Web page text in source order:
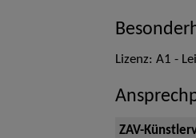
Lizenz: A1 -
ZAV-